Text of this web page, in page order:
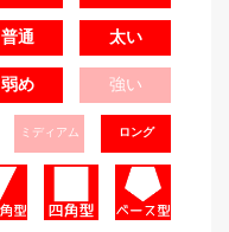
普通 太い
弱め 強い
ミディアム ロング